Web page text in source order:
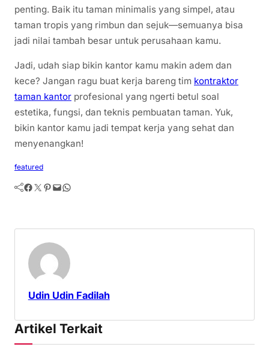
penting. Baik itu taman minimalis yang simpel, atau
taman tropis yang rimbun dan sejuk—semuanya bisa
jadi nilai tambah besar untuk perusahaan kamu.
Jadi, udah siap bikin kantor kamu makin adem dan
kece? Jangan ragu buat kerja bareng tim kontraktor
taman kantor profesional yang ngerti betul soal
estetika, fungsi, dan teknis pembuatan taman. Yuk,
bikin kantor kamu jadi tempat kerja yang sehat dan
menyenangkan!
featured
Facebook Twitter Pinterest Mail WhatsApp
Udin Udin Fadilah
Artikel Terkait